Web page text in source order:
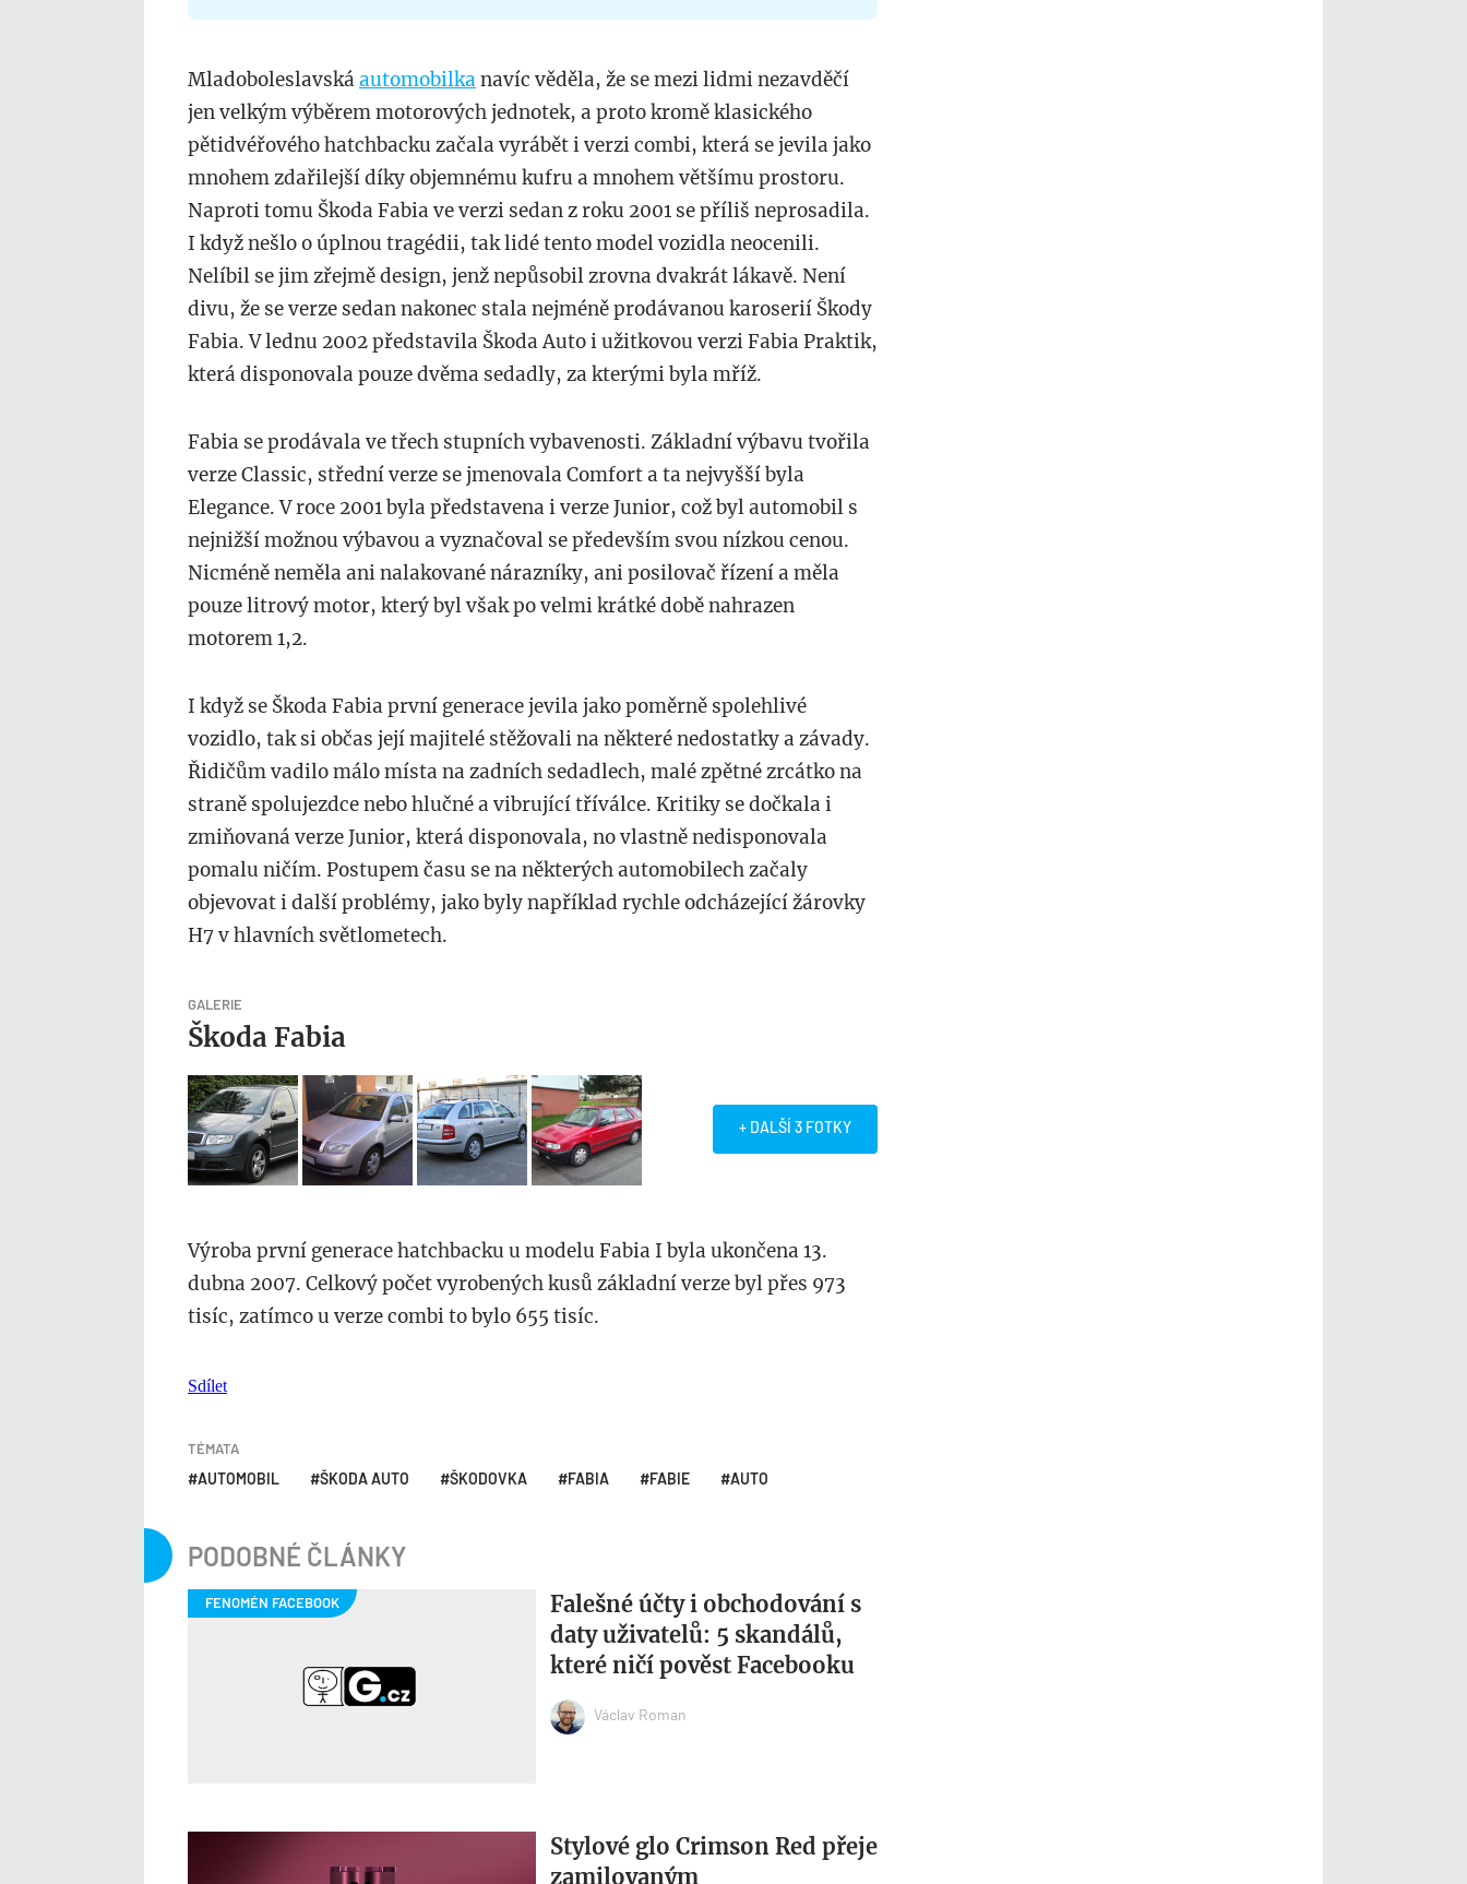
Mladoboleslavská automobilka navíc věděla, že se mezi lidmi nezavděčí
jen velkým výběrem motorových jednotek, a proto kromě klasického
pětidvéřového hatchbacku začala vyrábět i verzi combi, která se jevila jako
mnohem zdařilejší díky objemnému kufru a mnohem většímu prostoru.
Naproti tomu Škoda Fabia ve verzi sedan z roku 2001 se příliš neprosadila.
I když nešlo o úplnou tragédii, tak lidé tento model vozidla neocenili.
Nelíbil se jim zřejmě design, jenž nepůsobil zrovna dvakrát lákavě. Není
divu, že se verze sedan nakonec stala nejméně prodávanou karoserií Škody
Fabia. V lednu 2002 představila Škoda Auto i užitkovou verzi Fabia Praktik,
která disponovala pouze dvěma sedadly, za kterými byla mříž.
Fabia se prodávala ve třech stupních vybavenosti. Základní výbavu tvořila
verze Classic, střední verze se jmenovala Comfort a ta nejvyšší byla
Elegance. V roce 2001 byla představena i verze Junior, což byl automobil s
nejnižší možnou výbavou a vyznačoval se především svou nízkou cenou.
Nicméně neměla ani nalakované nárazníky, ani posilovač řízení a měla
pouze litrový motor, který byl však po velmi krátké době nahrazen
motorem 1,2.
I když se Škoda Fabia první generace jevila jako poměrně spolehlivé
vozidlo, tak si občas její majitelé stěžovali na některé nedostatky a závady.
Řidičům vadilo málo místa na zadních sedadlech, malé zpětné zrcátko na
straně spolujezdce nebo hlučné a vibrující tříválce. Kritiky se dočkala i
zmiňovaná verze Junior, která disponovala, no vlastně nedisponovala
pomalu ničím. Postupem času se na některých automobilech začaly
objevovat i další problémy, jako byly například rychle odcházející žárovky
H7 v hlavních světlometech.
GALERIE
Škoda Fabia
+ DALŠÍ 3 FOTKY
Výroba první generace hatchbacku u modelu Fabia I byla ukončena 13.
dubna 2007. Celkový počet vyrobených kusů základní verze byl přes 973
tisíc, zatímco u verze combi to bylo 655 tisíc.
Sdílet
TÉMATA
AUTOMOBIL ŠKODA AUTO ŠKODOVKA FABIA FABIE AUTO
PODOBNÉ ČLÁNKY
Falešné účty i obchodování s
daty uživatelů: 5 skandálů,
které ničí pověst Facebooku
Václav Roman
Stylové glo Crimson Red přeje
zamilovaným